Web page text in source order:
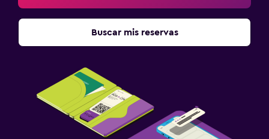
Buscar mis reservas